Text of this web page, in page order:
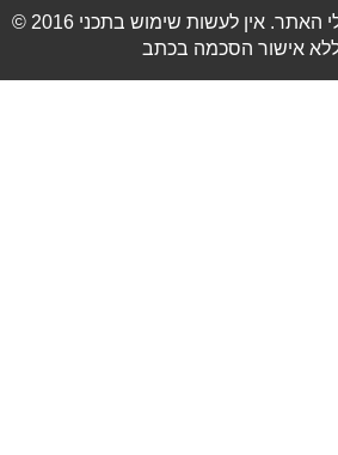
© 2016 כל הזכויות שמורות לבעלי האתר. אין לעשות שימוש בתכני
אישור הסכמה בכתב